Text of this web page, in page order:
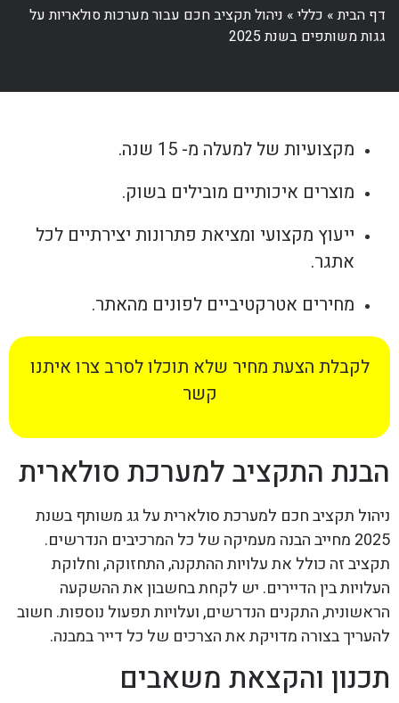
דף הבית» כללי» ניהול תקציב חכם עבור מערכות סולאריות על
גגות משותפים בשנת 2025
מקצועיות של למעלה מ- 15 שנה.
מוצרים איכותיים מובילים בשוק.
ייעוץ מקצועי ומציאת פתרונות יצירתיים לכל
אתגר.
מחירים אטרקטיביים לפונים מהאתר.
לקבלת הצעת מחיר שלא תוכלו לסרב צרו איתנו
קשר
הבנת התקציב למערכת סולארית
ניהול תקציב חכם למערכת סולארית על גג משותף בשנת
2025 מחייב הבנה מעמיקה של כל המרכיבים הנדרשים.
תקציב זה כולל את עלויות ההתקנה, התחזוקה, וחלוקת
העלויות בין הדיירים. יש לקחת בחשבון את ההשקעה
הראשונית, התקנים הנדרשים, ועלויות תפעול נוספות. חשוב
להעריך בצורה מדויקת את הצרכים של כל דייר במבנה.
תכנון והקצאת משאבים